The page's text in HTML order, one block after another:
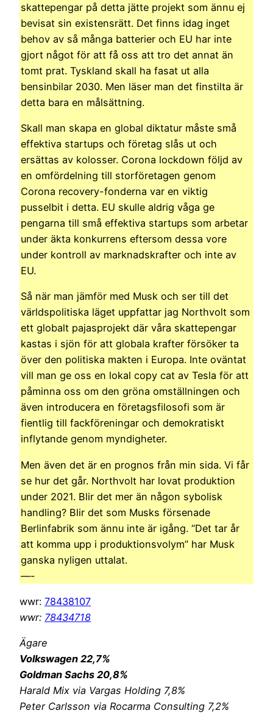
skattepengar på detta jätte projekt som ännu ej
bevisat sin existensrätt. Det finns idag inget
behov av så många batterier och EU har inte
gjort något för att få oss att tro det annat än
tomt prat. Tyskland skall ha fasat ut alla
bensinbilar 2030. Men läser man det finstilta är
detta bara en målsättning.
Skall man skapa en global diktatur måste små
effektiva startups och företag slås ut och
ersättas av kolosser. Corona lockdown följd av
en omfördelning till storföretagen genom
Corona recovery-fonderna var en viktig
pusselbit i detta. EU skulle aldrig våga ge
pengarna till små effektiva startups som arbetar
under äkta konkurrens eftersom dessa vore
under kontroll av marknadskrafter och inte av
EU.
Så när man jämför med Musk och ser till det
världspolitiska läget uppfattar jag Northvolt som
ett globalt pajasprojekt där våra skattepengar
kastas i sjön för att globala krafter försöker ta
över den politiska makten i Europa. Inte oväntat
vill man ge oss en lokal copy cat av Tesla för att
påminna oss om den gröna omställningen och
även introducera en företagsfilosofi som är
fientlig till fackföreningar och demokratiskt
inflytande genom myndigheter.
Men även det är en prognos från min sida. Vi får
se hur det går. Northvolt har lovat produktion
under 2021. Blir det mer än någon sybolisk
handling? Blir det som Musks försenade
Berlinfabrik som ännu inte är igång. “Det tar år
att komma upp i produktionsvolym” har Musk
ganska nyligen uttalat.
—-
wwr: 78438107
wwr: 78434718
Ägare
Volkswagen 22,7%
Goldman Sachs 20,8%
Harald Mix via Vargas Holding 7,8%
Peter Carlsson via Rocarma Consulting 7,2%